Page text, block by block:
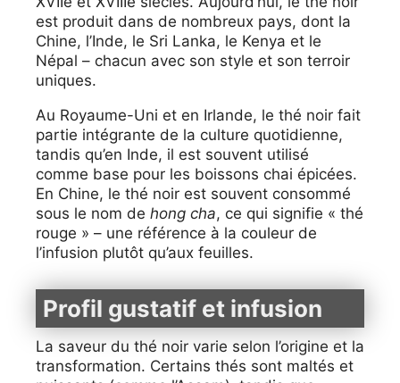
est produit dans de nombreux pays, dont la
Chine, l’Inde, le Sri Lanka, le Kenya et le
Népal – chacun avec son style et son terroir
uniques.
Au Royaume-Uni et en Irlande, le thé noir fait
partie intégrante de la culture quotidienne,
tandis qu’en Inde, il est souvent utilisé
comme base pour les boissons chai épicées.
En Chine, le thé noir est souvent consommé
sous le nom de hong cha, ce qui signifie « thé
rouge » – une référence à la couleur de
l’infusion plutôt qu’aux feuilles.
Profil gustatif et infusion
La saveur du thé noir varie selon l’origine et la
transformation. Certains thés sont maltés et